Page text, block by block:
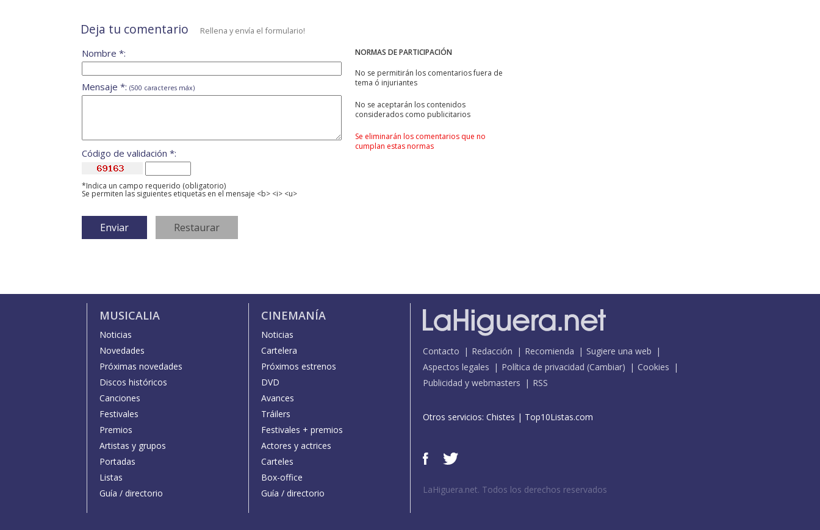
Deja tu comentario Rellena y envía el formulario!
NORMAS DE PARTICIPACIÓN
No se permitirán los comentarios fuera de
tema ó injuriantes
No se aceptarán los contenidos
considerados como publicitarios
Se eliminarán los comentarios que no
cumplan estas normas
Nombre *:
Mensaje *: (500 caracteres máx)
Código de validación *:
*Indica un campo requerido (obligatorio)
Se permiten las siguientes etiquetas en el mensaje <b> <i> <u>
MUSICALIA
Noticias
Novedades
Próximas novedades
Discos históricos
Canciones
Festivales
Premios
Artistas y grupos
Portadas
Listas
Guía / directorio
CINEMANÍA
Noticias
Cartelera
Próximos estrenos
DVD
Avances
Tráilers
Festivales + premios
Actores y actrices
Carteles
Box-office
Guía / directorio
Contacto Redacción Recomienda
Sugiere una web
Aspectos legales
Política de privacidad (Cambiar)
Cookies
Publicidad y webmasters
RSS
Otros servicios: Chistes | Top10Listas.com
LaHiguera.net. Todos los derechos reservados